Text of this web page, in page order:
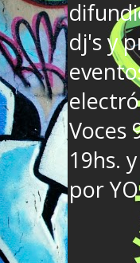
dj's y
Voces
19hs.
por